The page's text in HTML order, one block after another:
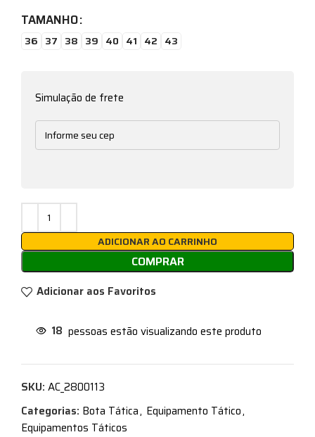
TAMANHO
36 37 38 39 40 41 42 43
Simulação de frete
ADICIONAR AO CARRINHO
COMPRAR
Adicionar aos Favoritos
18 pessoas estão visualizando este produto
SKU: AC_2800113
Categorias: Bota Tática, Equipamento Tático,
Equipamentos Táticos